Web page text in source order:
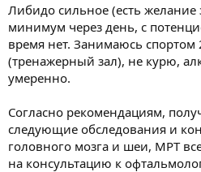
Либидо сильное (есть желание
минимум через день, с
время нет. Занимаюсь спортом
(тренажерный зал), не курю,
умеренно.
Согласно рекомендациям,
следующие обследования и
головного мозга и шеи, МРТ
на консультацию к